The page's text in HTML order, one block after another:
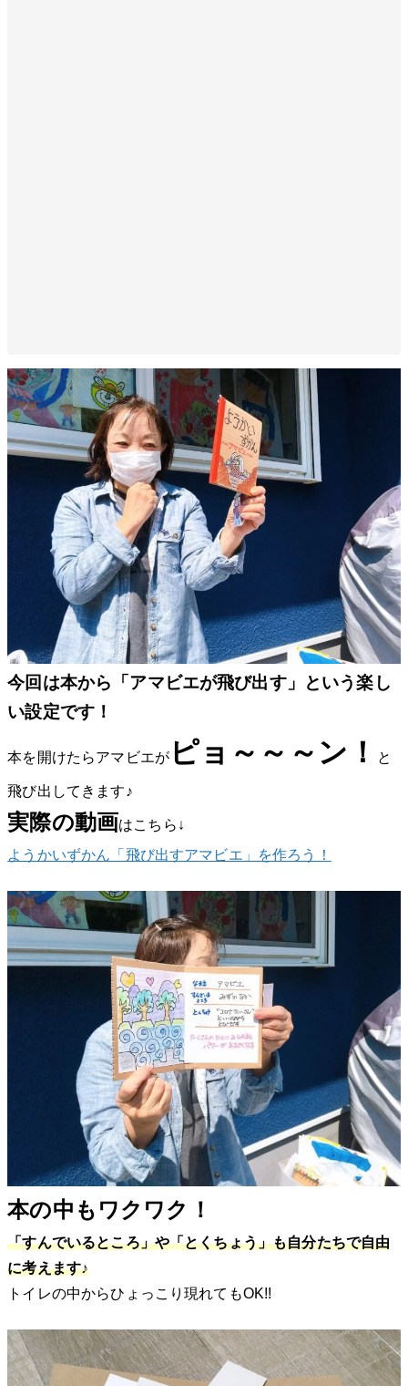
今回は本から「アマビエが飛び出す」という楽し
い設定です！
本を開けたらアマビエが ピョ～～～ン！ と
飛び出してきます♪
実際の動画はこちら↓
ようかいずかん「飛び出すアマビエ」を作ろう！
本の中もワクワク！
「すんでいるところ」や「とくちょう」も自分たちで自由
に考えます♪
トイレの中からひょっこり現れてもOK!!